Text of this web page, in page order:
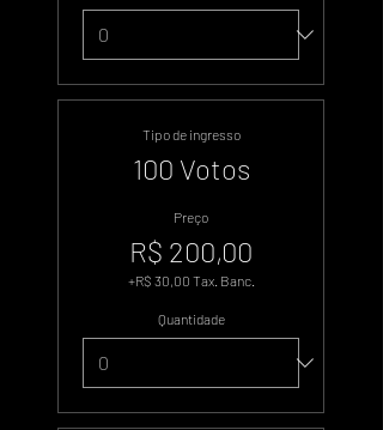
Tipo de ingresso
100 Votos
Preço
R$ 200,00
+R$ 30,00 Tax. Banc.
Quantidade